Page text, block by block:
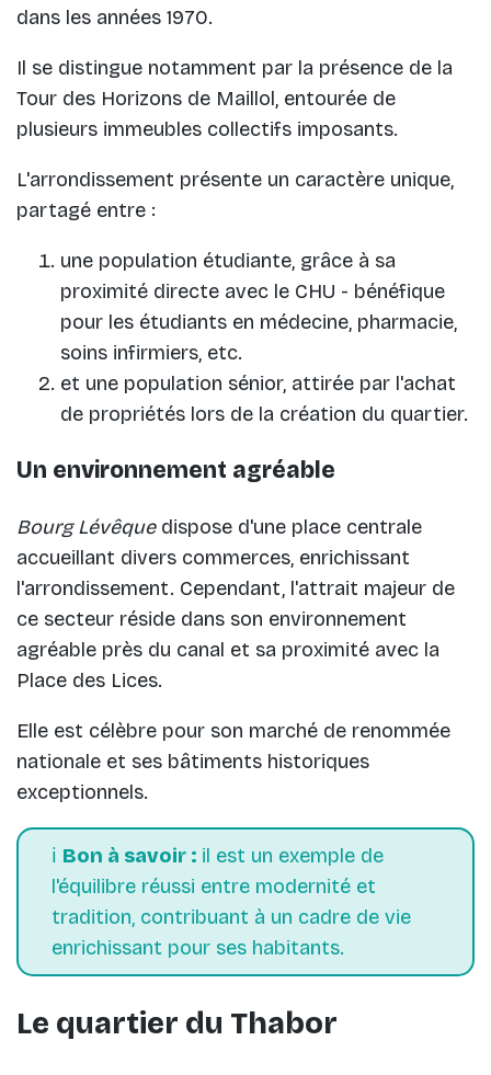
dans les années 1970.
Il se distingue notamment par la présence de la
Tour des Horizons de Maillol, entourée de
plusieurs immeubles collectifs imposants.
L'arrondissement présente un caractère unique,
partagé entre :
une population étudiante, grâce à sa
proximité directe avec le CHU - bénéfique
pour les étudiants en médecine, pharmacie,
soins infirmiers, etc.
et une population sénior, attirée par l'achat
de propriétés lors de la création du quartier.
Un environnement agréable
Bourg Lévêque dispose d'une place centrale
accueillant divers commerces, enrichissant
l'arrondissement. Cependant, l'attrait majeur de
ce secteur réside dans son environnement
agréable près du canal et sa proximité avec la
Place des Lices.
Elle est célèbre pour son marché de renommée
nationale et ses bâtiments historiques
exceptionnels.
ℹ️ Bon à savoir : il est un exemple de
l'équilibre réussi entre modernité et
tradition, contribuant à un cadre de vie
enrichissant pour ses habitants.
Le quartier du Thabor